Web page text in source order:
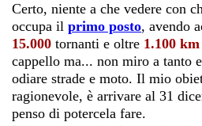
Certo, niente a che vedere con
occupa il primo posto, avendo
15.000 tornanti e oltre 1.100 km
cappello ma... non miro a tanto
odiare strade e moto. Il mio
ragionevole, è arrivare al 31
penso di potercela fare.